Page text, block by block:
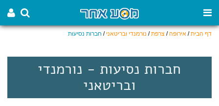
דף הבית/ אירופה/ צרפת/ נורמנדי ובריטאני / חברות נסיעות
חברות נסיעות - נורמנדי
ובריטאני